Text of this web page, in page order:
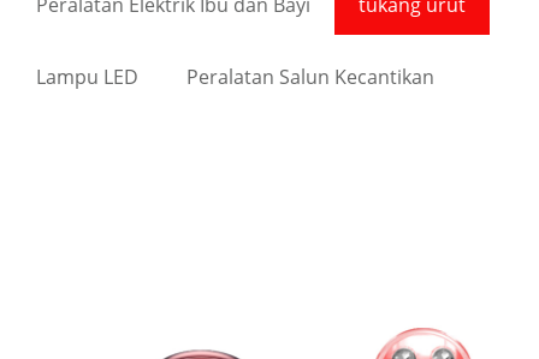
Lampu LED Peralatan Salun Kecantikan